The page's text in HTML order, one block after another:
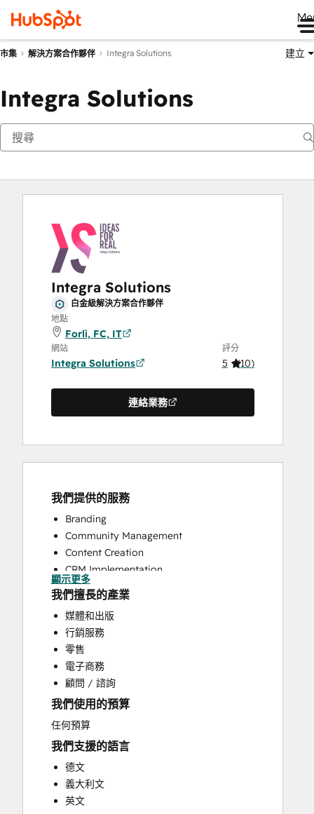
市集 解決方案合作夥伴 Integra Solutions 建立
Integra Solutions
Integra Solutions
白金級解決方案合作夥伴
地點
Forlì, FC, IT
網站
Integra Solutions
評分
5 (10)
連絡業務
我們提供的服務
Branding
Community Management
Content Creation
CRM Implementation
Email Marketing
Full Inbound Marketing Services
Paid Advertising
Public Relations
Sales and Marketing Alignment
Social Media
顯示更多
我們擅長的產業
媒體和出版
行銷服務
零售
電子商務
顧問 / 諮詢
我們使用的預算
任何預算
我們支援的語言
德文
義大利文
英文